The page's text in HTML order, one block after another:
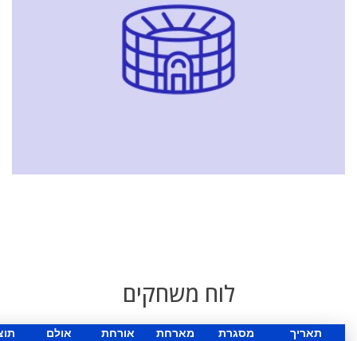
לוח משחקים
תאריך מסגרת מארחת אורחת אולם